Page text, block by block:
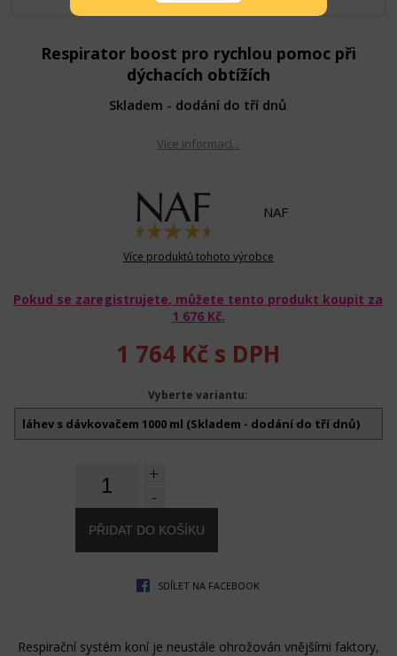
Respirator boost pro rychlou pomoc při
dýchacích obtížích
Skladem - dodání do tří dnů
Více informací...
NAF
Více produktů tohoto výrobce
Pokud se zaregistrujete, můžete tento produkt koupit za
1 676 Kč.
1 764 Kč s DPH
Vyberte variantu:
láhev s dávkovačem 1000 ml (Skladem - dodání do tří dnů)
+
-
SDÍLET NA FACEBOOK
Respirační systém koní je neustále ohrožován vnějšími faktory,